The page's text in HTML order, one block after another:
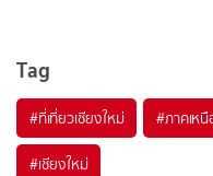
Tag
#ที่เที่ยวเชียงใหม่ #ภาคเห
#เชียงใหม่